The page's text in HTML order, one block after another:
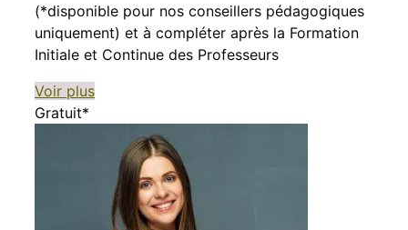
(*disponible pour nos conseillers pédagogiques
uniquement) et à compléter après la Formation
Initiale et Continue des Professeurs
Voir plus
Gratuit*